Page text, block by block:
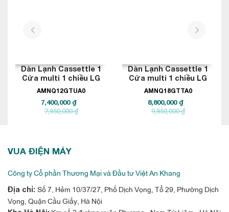
phòng nhỏ.
Dàn Lạnh Cassettle 1
Cửa multi 1 chiều LG
12.000BTU
AMNQ12GTUA0
7,400,000 ₫
7,850,000 ₫
Dàn Lạnh Cassettle 1
Cửa multi 1 chiều LG
18.000BTU
AMNQ18GTTA0
8,800,000 ₫
9,850,000 ₫
VUA ĐIỆN MÁY
Công ty Cổ phần Thương Mại và Đầu tư Việt An Khang
Địa chỉ: Số 7, Hẻm 10/37/27, Phố Dịch Vọng, Tổ 29, Phường Dịch
Vọng, Quận Cầu Giấy, Hà Nội